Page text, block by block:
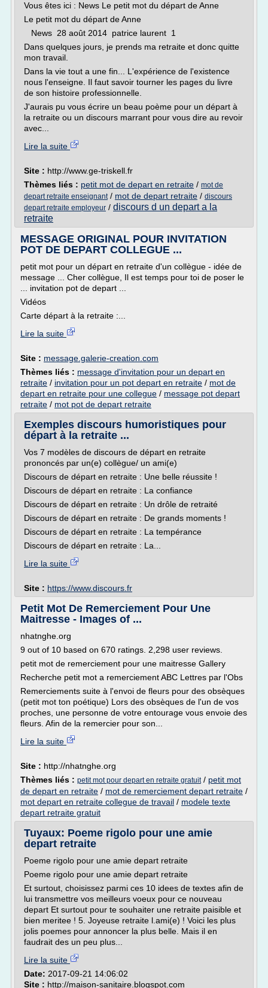
Vous êtes ici : News Le petit mot du départ de Anne
Le petit mot du départ de Anne
News 28 août 2014 patrice laurent 1
Dans quelques jours, je prends ma retraite et donc quitte
mon travail.
Dans la vie tout a une fin... L'expérience de l'existence
nous l'enseigne. Il faut savoir tourner les pages du livre
de son histoire professionnelle.
J'aurais pu vous écrire un beau poème pour un départ à
la retraite ou un discours marrant pour vous dire au revoir
avec...
Lire la suite
Site : http://www.ge-triskell.fr
Thèmes liés : petit mot de depart en retraite / mot de
depart retraite enseignant/ mot de depart retraite / discours
depart retraite employeur / discours d un depart a la
retraite
MESSAGE ORIGINAL POUR INVITATION
POT DE DEPART COLLEGUE ...
petit mot pour un départ en retraite d'un collègue - idée de
message ... Cher collègue, Il est temps pour toi de poser le
... invitation pot de depart ...
Vidéos
Carte départ à la retraite :...
Lire la suite
Site : message.galerie-creation.com
Thèmes liés : message d'invitation pour un depart en
retraite / invitation pour un pot depart en retraite / mot de
depart en retraite pour une collegue / message pot depart
retraite / mot pot de depart retraite
Exemples discours humoristiques pour
départ à la retraite ...
Vos 7 modèles de discours de départ en retraite
prononcés par un(e) collègue/ un ami(e)
Discours de départ en retraite : Une belle réussite !
Discours de départ en retraite : La confiance
Discours de départ en retraite : Un drôle de retraité
Discours de départ en retraite : De grands moments !
Discours de départ en retraite : La tempérance
Discours de départ en retraite : La...
Lire la suite
Site : https://www.discours.fr
Petit Mot De Remerciement Pour Une
Maitresse - Images of ...
nhatnghe.org
9 out of 10 based on 670 ratings. 2,298 user reviews.
petit mot de remerciement pour une maitresse Gallery
Recherche petit mot a remerciement ABC Lettres par l'Obs
Remerciements suite à l'envoi de fleurs pour des obsèques
(petit mot ton poétique) Lors des obsèques de l'un de vos
proches, une personne de votre entourage vous envoie des
fleurs. Afin de la remercier pour son...
Lire la suite
Site : http://nhatnghe.org
Thèmes liés : petit mot pour depart en retraite gratuit/ petit mot
de depart en retraite / mot de remerciement depart retraite /
mot depart en retraite collegue de travail / modele texte
depart retraite gratuit
Tuyaux: Poeme rigolo pour une amie
depart retraite
Poeme rigolo pour une amie depart retraite
Poeme rigolo pour une amie depart retraite
Et surtout, choisissez parmi ces 10 idees de textes afin de
lui transmettre vos meilleurs voeux pour ce nouveau
depart Et surtout pour te souhaiter une retraite paisible et
bien meritee ! 5. Joyeuse retraite l.ami(e) ! Voici les plus
jolis poemes pour annoncer la plus belle. Mais il en
faudrait des un peu plus...
Lire la suite
Date: 2017-09-21 14:06:02
Site : http://maison-sanitaire.blogspot.com